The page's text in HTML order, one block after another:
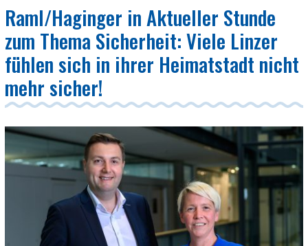
Raml/Haginger in Aktueller Stunde
zum Thema Sicherheit: Viele Linzer
fühlen sich in ihrer Heimatstadt nicht
mehr sicher!